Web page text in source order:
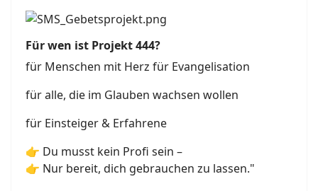
Für wen ist Projekt 444?
für Menschen mit Herz für Evangelisation
für alle, die im Glauben wachsen wollen
für Einsteiger & Erfahrene
👉 Du musst kein Profi sein –
👉 Nur bereit, dich gebrauchen zu lassen."